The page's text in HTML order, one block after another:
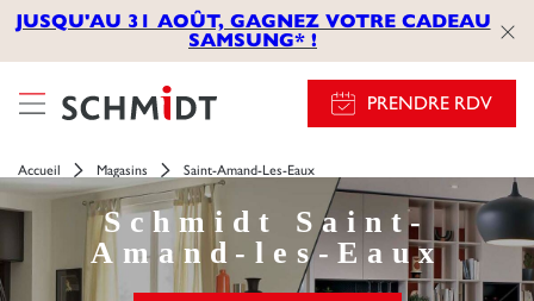
JUSQU'AU 31 AOÛT, GAGNEZ VOTRE CADEAU
SAMSUNG* !
PRENDRE RDV
Accueil Magasins Saint-Amand-Les-Eaux
Schmidt
Saint-
Amand-les-Eaux